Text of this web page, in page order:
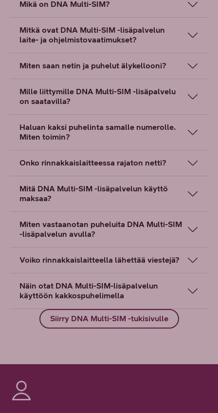
Mikä on DNA Multi-SIM?
Mitkä ovat DNA Multi-SIM -lisäpalvelun
laite- ja ohjelmistovaatimukset?
Miten saan netin ja puhelut älykellooni?
Mille liittymille DNA Multi-SIM -lisäpalvelu
on saatavilla?
Haluan kaksi puhelinta samalle numerolle.
Miten toimin?
Onko rinnakkaislaitteessa rajaton netti?
Mitä DNA Multi-SIM -lisäpalvelun käyttö
maksaa?
Miten vastaanotan puheluita DNA Multi-SIM
-lisäpalvelun avulla?
Voiko rinnakkaislaitteella lähettää viestejä?
Näin otat DNA Multi-SIM-lisäpalvelun
käyttöön kakkospuhelimella
Siirry DNA Multi-SIM -tukisivulle